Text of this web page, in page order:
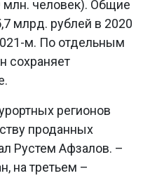
млн. человек). Общие
млрд. рублей в 2020
м. По отдельным
сохраняет
регионов
проданных
Рустем Афзалов. –
на третьем –